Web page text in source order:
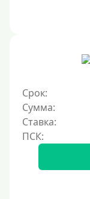
Цель
На Новый Год
Для
На погашение
Срок:
Сумма:
Ставка: